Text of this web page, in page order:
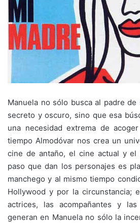
Manuela no sólo busca al padre
secreto y oscuro, sino que esa
una necesidad extrema de
tiempo Almodóvar nos crea un
cine de antaño, el cine actual y el
paso que dan los personajes es
manchego y al mismo tiempo
Hollywood y por la circunstancia;
actrices, las acompañantes y las
generan en Manuela no sólo la